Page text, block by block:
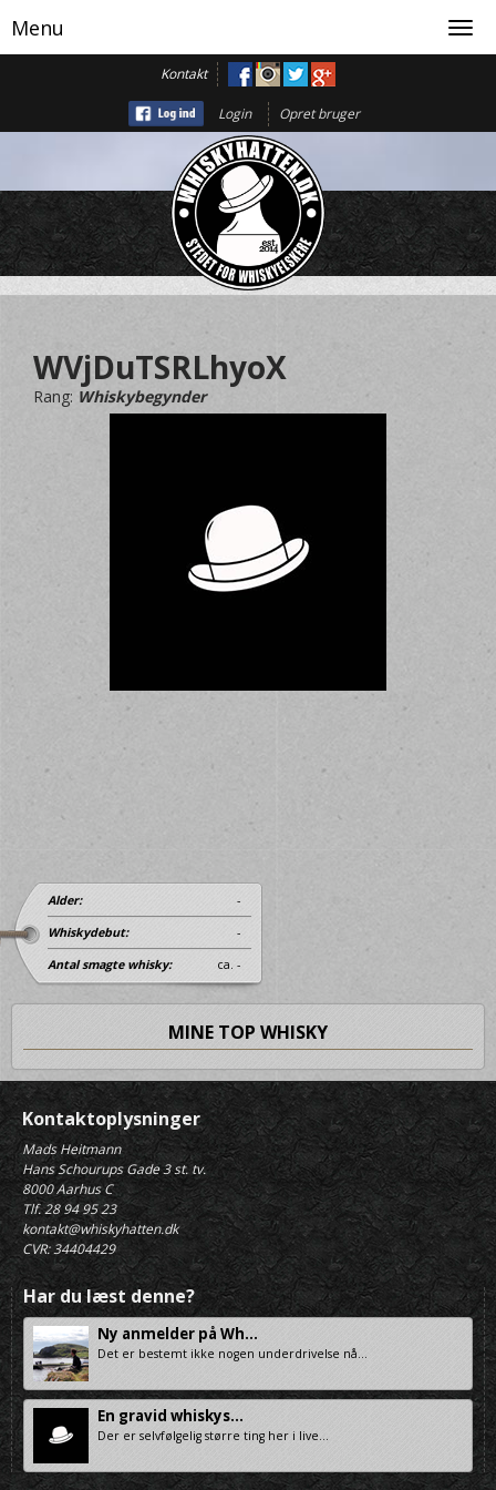
Kontakt
Login Opret bruger
Menu
WVjDuTSRLhyoX
Rang: Whiskybegynder
Alder: -
Whiskydebut: -
Antal smagte whisky: ca. -
MINE TOP WHISKY
Kontaktoplysninger
Mads Heitmann
Hans Schourups Gade 3 st. tv.
8000 Aarhus C
Tlf. 28 94 95 23
kontakt@whiskyhatten.dk
CVR: 34404429
Har du læst denne?
Ny anmelder på Wh...
Det er bestemt ikke nogen underdrivelse nå...
En gravid whiskys...
Der er selvfølgelig større ting her i live...